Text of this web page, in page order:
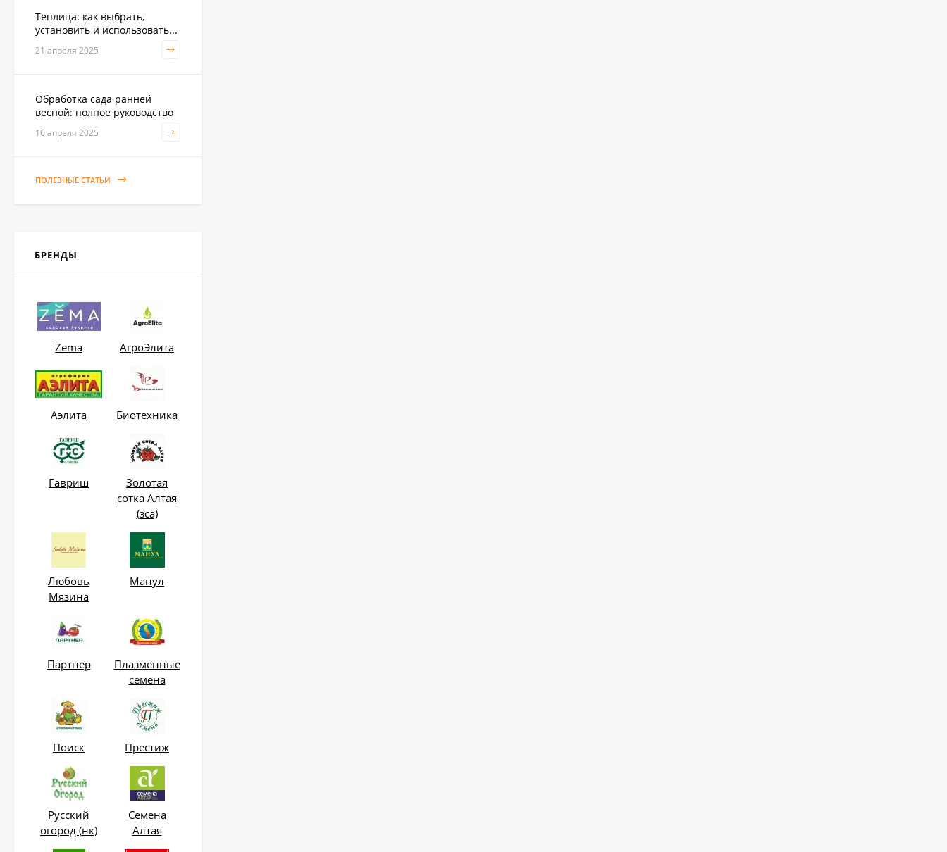
Укрывной материал
Агроспан "17 4,20*13
530
Совок садовый ZEMA
0,25 л
340
Бордоская жидкость
Бордоска (евросемена)
0,5 л
Укрывной материал
Корнеудалитель
650
Фертика Осень 2,5 кг
695 ₽
ОЖЗ Удобрение для
Таблетки Jjiffy-7
d=41мм 1 шт
Теплица: как выбрать,
установить и использовать...
21 апреля 2025
Обработка сада ранней
весной: полное руководство
16 апреля 2025
ПОЛЕЗНЫЕ СТАТЬИ
БРЕНДЫ
Zema АгроЭлита
Аэлита Биотехника
Гавриш
Золотая
сотка Алтая
(зса)
Любовь
Мязина
Манул
Партнер
Плазменные
семена
Поиск Престиж
Русский
огород (нк)
Семена
Алтая